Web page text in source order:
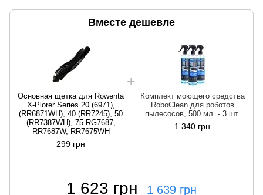
Вместе дешевле
Основная щетка для Rowenta
X-Plorer Series 20 (6971),
(RR6871WH), 40 (RR7245), 50
(RR7387WH), 75 RG7687,
RR7687W, RR7675WH
299 грн
Комплект моющего средства
RoboClean для роботов
пылесосов, 500 мл. - 3 шт.
1 340 грн
1 623 грн 1 639 грн